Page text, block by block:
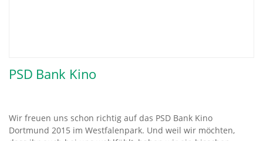
PSD Bank Kino
Wir freuen uns schon richtig auf das PSD Bank Kino
Dortmund 2015 im Westfalenpark. Und weil wir möchten,